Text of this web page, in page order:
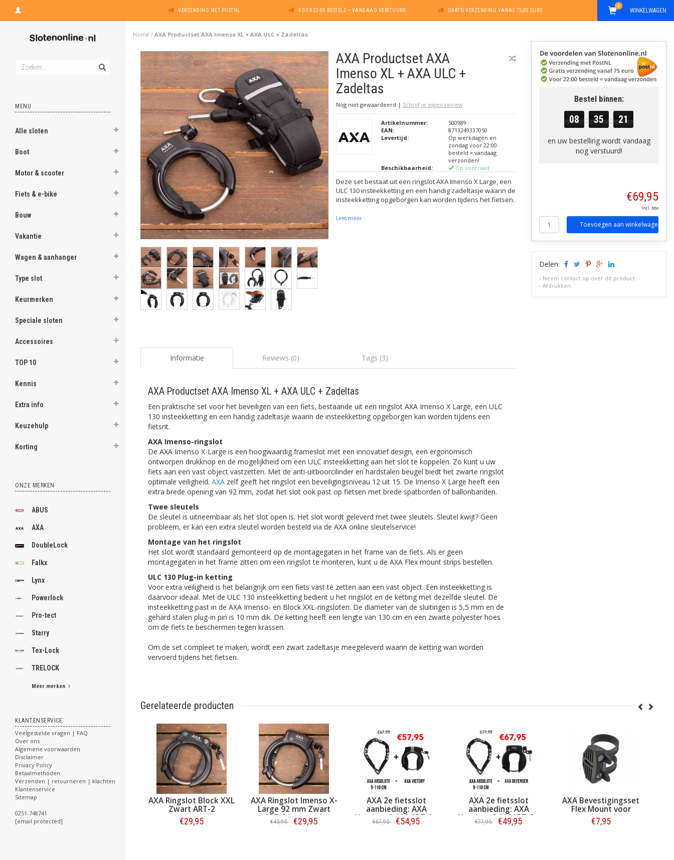
VERZENDING MET POSTNL VOOR 22:00 BESTELD = VANDAAG VERSTUURD GRATIS VERZENDING VANAF 75,00 EURO WINKELWAGEN
0
MENU
Alle sloten
Boot
Motor & scooter
Fiets & e-bike
Bouw
Vakantie
Wagen & aanhanger
Type slot
Keurmerken
Speciale sloten
Accessoires
TOP 10
Kennis
Extra info
Keuzehulp
Korting
ONZE MERKEN
ABUS
AXA
DoubleLock
Falkx
Lynx
Powerlock
Pro-tect
Starry
Tex-Lock
TRELOCK
Meer merken
KLANTENSERVICE
Veelgestelde vragen | FAQ
Over ons
Algemene voorwaarden
Disclaimer
Privacy Policy
Betaalmethoden
Verzenden | retourneren | klachten
Klantenservice
Sitemap
0251-748741
[email protected]
Home / AXA Productset AXA Imenso XL + AXA ULC + Zadeltas
AXA Productset AXA
Imenso XL + AXA ULC +
Zadeltas
Nog niet gewaardeerd | Schrijf je eigen review
Artikelnummer:
500989
EAN:
8713249337050
Levertijd:
Op werkdagen en
zondag voor 22:00
besteld = vandaag
verzonden!
Beschikbaarheid:
Op voorraad
Deze set bestaat uit een ringslot AXA Imenso X Large, een
ULC 130 insteekketting en een handig zadeltasje waarin de
insteekketting opgeborgen kan worden tijdens het fietsen.
Lees meer
Informatie Reviews (0) Tags (3)
AXA Productset AXA Imenso XL + AXA ULC + Zadeltas
Een praktische set voor het beveiligen van een fiets, bestaande uit een ringslot AXA Imenso X Large, een ULC
130 insteekketting en een handig zadeltasje waarin de insteekketting opgeborgen kan worden tijdens een
fietsrit.
AXA Imenso-ringslot
De AXA Imenso X-Large is een hoogwaardig frameslot met een innovatief design, een ergonomisch
ontworpen drukknop en de mogelijkheid om een ULC insteekketting aan het slot te koppelen. Zo kunt u uw
fiets aan een vast object vastzetten. Met de anti-uitboorcilinder en hardstalen beugel biedt het zwarte ringslot
optimale veiligheid. AXA zelf geeft het ringslot een beveiligingsniveau 12 uit 15. De Imenso X Large heeft een
extra brede opening van 92 mm, zodat het slot ook past op fietsen met brede spatborden of ballonbanden.
Twee sleutels
De sleutel is uitneembaar als het slot open is. Het slot wordt geleverd met twee sleutels. Sleutel kwijt? Geen
probleem, er kan een extra sleutel worden besteld via de AXA online sleutelservice!
Montage van het ringslot
Het slot wordt standaard gemonteerd op de montagegaten in het frame van de fiets. Als er geen
montagegaten in het frame zitten om een ringslot te monteren, kunt u de AXA Flex mount strips bestellen.
ULC 130 Plug-in ketting
Voor extra veiligheid is het belangrijk om een fiets vast te zetten aan een vast object. Een insteekketting is
daarvoor ideaal. Met de ULC 130 insteekketting bedient u het ringslot en de ketting met dezelfde sleutel. De
insteekketting past in de AXA Imenso- en Block XXL-ringsloten. De diameter van de sluitingen is 5,5 mm en de
gehard stalen plug-in pin is 10 mm dik. De ketting heeft een lengte van 130 cm en een zwarte polyester hoes
om de fiets te beschermen tegen krassen.
Om de set compleet te maken, wordt een zwart zadeltasje meegeleverd waarin de ketting wan worden
vervoerd tijdens het fietsen.
Bestel binnen:
08 : 35 : 20
en uw bestelling wordt vandaag
nog verstuurd!
€69,95
Incl. btw
Toevoegen aan winkelwagen
Delen:
- Neem contact op over dit product
-Afdrukken
Gerelateerde producten
AXA Ringslot Block XXL
Zwart ART-2
€29,95
AXA Ringslot Imenso X-
Large 92 mm Zwart
ART-2 keurmerk
€43,95 €29,95
AXA 2e fietsslot
aanbieding: AXA
Absolute 9 110 ART-2 +
AXA Ringslot Victory
€67,95 €54,95
AXA 2e fietsslot
aanbieding: AXA
Absolute 9 110ART-2 +
AXA Ringslot Defender
€77,95 €49,95
AXA Bevestigingsset
Flex Mount voor
ringsloten (o.a.
Defender en Victory)
€7,95